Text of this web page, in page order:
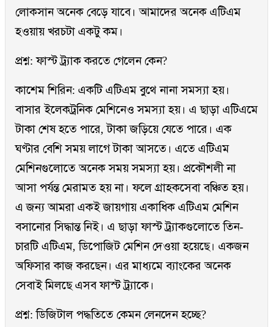
লোকসান অনেক বেড়ে যাবে। আমাদের অনেক এটিএম
হওয়ায় খরচটা একটু কম।
প্রশ্ন: ফাস্ট ট্র্যাক করতে গেলেন কেন?
কাশেম শিরিন: একটি এটিএম বুথে নানা সমস্যা হয়।
বাসার ইলেকট্রনিক মেশিনেও সমস্যা হয়। এ ছাড়া এটিএমে
টাকা শেষ হতে পারে, টাকা জড়িয়ে যেতে পারে। এক
ঘণ্টার বেশি সময় লাগে টাকা আসতে। এতে এটিএম
মেশিনগুলোতে অনেক সময় সমস্যা হয়। প্রকৌশলী না
আসা পর্যন্ত মেরামত হয় না। ফলে গ্রাহকসেবা বঞ্চিত হয়।
এ জন্য আমরা একই জায়গায় একাধিক এটিএম মেশিন
বসানোর সিদ্ধান্ত নিই। এ ছাড়া ফাস্ট ট্র্যাকগুলোতে তিন-
চারটি এটিএম, ডিপোজিট মেশিন দেওয়া হয়েছে। একজন
অফিসার কাজ করছেন। এর মাধ্যমে ব্যাংকের অনেক
সেবাই মিলছে এসব ফাস্ট ট্র্যাকে।
প্রশ্ন: ডিজিটাল পদ্ধতিতে কেমন লেনদেন হচ্ছে?